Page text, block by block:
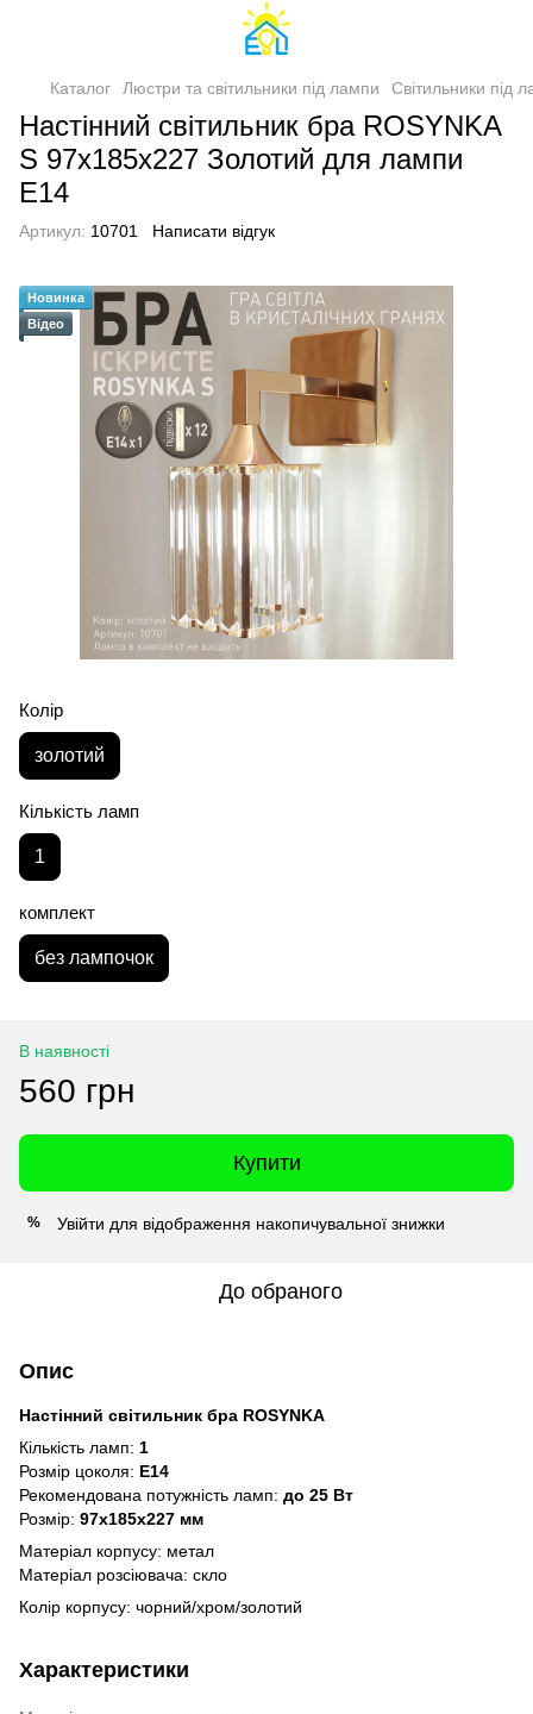
Каталог Люстри та світильники під лампи Світильники під
Настінний світильник бра ROSYNKA
S 97x185x227 Золотий для лампи
Е14
Артикул: 10701 Написати відгук
Новинка
Відео
Колір
золотий
Кількість ламп
1
комплект
без лампочок
В наявності
560 грн
Купити
% Увійти для відображення накопичувальної знижки
До обраного
Опис
Настінний світильник бра ROSYNKA
Кількість ламп: 1
Розмір цоколя: Е14
Рекомендована потужність ламп: до 25 Вт
Розмір: 97x185x227 мм
Матеріал корпусу: метал
Матеріал розсіювача: скло
Колір корпусу: чорний/хром/золотий
Характеристики